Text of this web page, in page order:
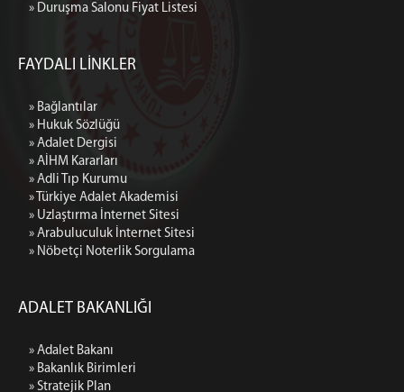
» Duruşma Salonu Fiyat Listesi
FAYDALI LİNKLER
» Bağlantılar
» Hukuk Sözlüğü
» Adalet Dergisi
» AİHM Kararları
» Adli Tıp Kurumu
» Türkiye Adalet Akademisi
» Uzlaştırma İnternet Sitesi
» Arabuluculuk İnternet Sitesi
» Nöbetçi Noterlik Sorgulama
ADALET BAKANLIĞI
» Adalet Bakanı
» Bakanlık Birimleri
» Stratejik Plan